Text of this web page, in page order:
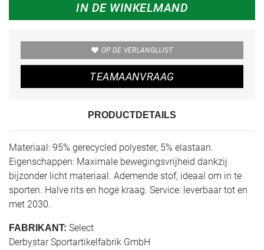
IN DE WINKELMAND
OP DE VERLANGLIJST
TEAMAANVRAAG
PRODUCTDETAILS
Materiaal: 95% gerecycled polyester, 5% elastaan.
Eigenschappen: Maximale bewegingsvrijheid dankzij
bijzonder licht materiaal. Ademende stof, ideaal om in te
sporten. Halve rits en hoge kraag. Service: leverbaar tot en
met 2030.
FABRIKANT: Select
Derbystar Sportartikelfabrik GmbH